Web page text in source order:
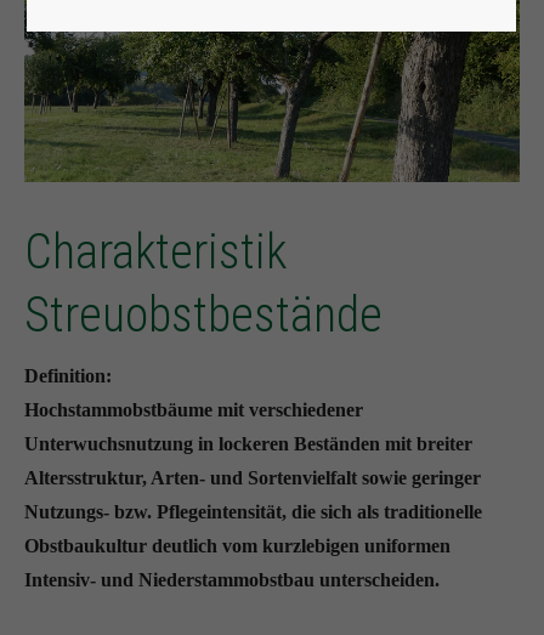
Charakteristik
Streuobstbestände
Definition:
Hochstammobstbäume mit verschiedener
Unterwuchsnutzung in lockeren Beständen mit breiter
Altersstruktur, Arten- und Sortenvielfalt sowie geringer
Nutzungs- bzw. Pflegeintensität, die sich als traditionelle
Obstbaukultur deutlich vom kurzlebigen uniformen
Intensiv- und Niederstammobstbau unterscheiden.